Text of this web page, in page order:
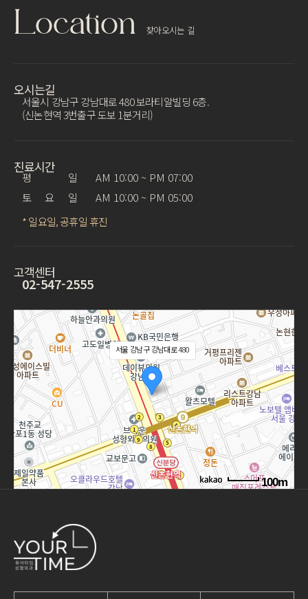
Location 찾아오시는 길
오시는길
서울시 강남구 강남대로 480 보라티알빌딩 6층.
(신논현역 3번출구 도보 1분거리)
진료시간
평 일
AM 10:00 ~ PM 07:00
토 요 일
AM 10:00 ~ PM 05:00
* 일요일, 공휴일 휴진
고객센터
02-547-2555
서울 강남구 강남대로 480
100m